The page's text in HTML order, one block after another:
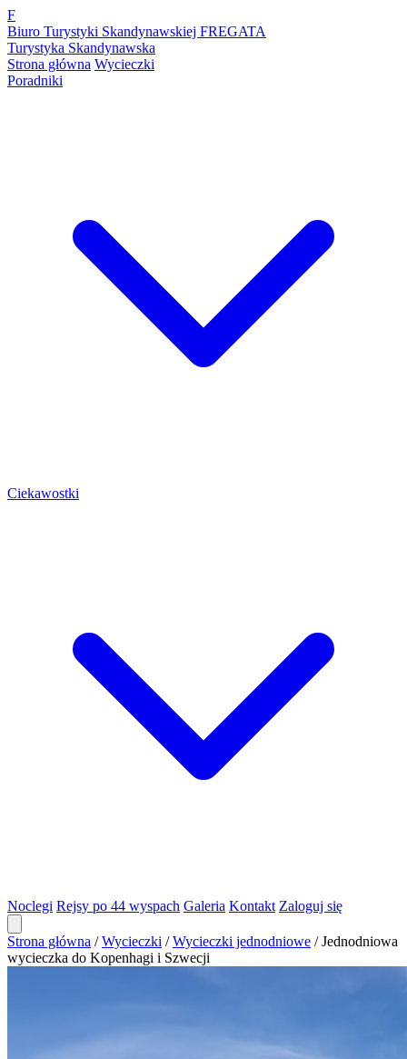
F
Biuro Turystyki Skandynawskiej FREGATA
Turystyka Skandynawska
Strona główna Wycieczki
Poradniki
Ciekawostki
Noclegi Rejsy po 44 wyspach Galeria Kontakt Zaloguj się
Strona główna / Wycieczki / Wycieczki jednodniowe / Jednodniowa
wycieczka do Kopenhagi i Szwecji